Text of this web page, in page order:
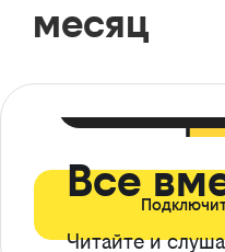
месяц
Все
Читайте и